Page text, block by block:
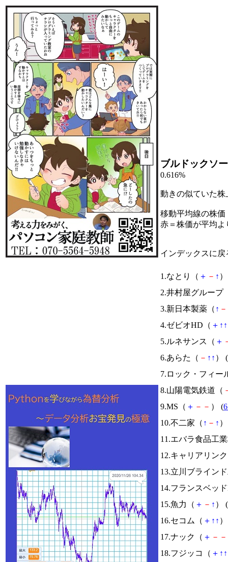
ブルドックソ
0.616%
動きの似ていた
移動平均線の株価
赤＝株価が平均
インデックスに戻
1.なとり（ ＋ － ↑
2.井村屋グループ
3.新日本製薬（ ↑ －
4.ゼビオHD（ ＋ ↑ ↑
5.ルネサンス（ ＋
6.あらた（ － ↑ ↑ ） (
7.ロック・フィー
8.山陽電気鉄道（
9.MS（ ＋ － － ） (
10.不二家（ ↑ － ↑
11.エバラ食品工
12.キャリアリン
13.立川ブライン
14.フランスベッ
15.魚力（ ＋ － ↑ ） (
16.セコム（ ＋ ↑ ↑
17.ナック（ ＋ － －
18.フジッコ（ ＋ ↑ ↑